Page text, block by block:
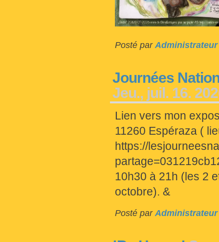
Posté par Administrateur
Journées
Jeu., juil. 16.
Lien vers mon
11260 Espéraza (
https://
10h30 à 21h (les 2
octobre). &
Posté par Administrateur